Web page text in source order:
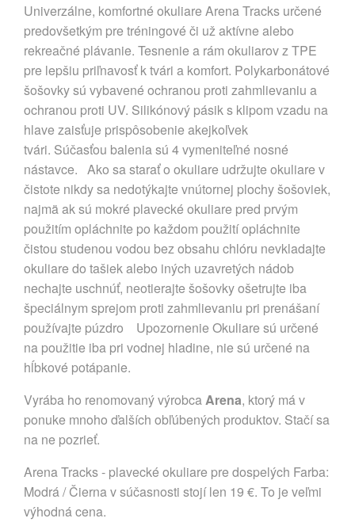
Univerzálne, komfortné okuliare Arena Tracks určené
predovšetkým pre tréningové či už aktívne alebo
rekreačné plávanie. Tesnenie a rám okuliarov z TPE
pre lepšiu priľnavosť k tvári a komfort. Polykarbonátové
šošovky sú vybavené ochranou proti zahmlievaniu a
ochranou proti UV. Silikónový pásik s klipom vzadu na
hlave zaisťuje prispôsobenie akejkoľvek
tvári. Súčasťou balenia sú 4 vymeniteľné nosné
nástavce. Ako sa starať o okuliare udržujte okuliare v
čistote nikdy sa nedotýkajte vnútornej plochy šošoviek,
najmä ak sú mokré plavecké okuliare pred prvým
použitím opláchnite po každom použití opláchnite
čistou studenou vodou bez obsahu chlóru nevkladajte
okuliare do tašiek alebo iných uzavretých nádob
nechajte uschnúť, neotierajte šošovky ošetrujte iba
špeciálnym sprejom proti zahmlievaniu pri prenášaní
používajte púzdro Upozornenie Okuliare sú určené
na použitie iba pri vodnej hladine, nie sú určené na
hĺbkové potápanie.
Vyrába ho renomovaný výrobcaArena, ktorý má v
ponuke mnoho ďalších obľúbených produktov. Stačí sa
na ne pozrieť.
Arena Tracks - plavecké okuliare pre dospelých Farba:
Modrá / Čierna v súčasnosti stojí len 19 €. To je veľmi
výhodná cena.